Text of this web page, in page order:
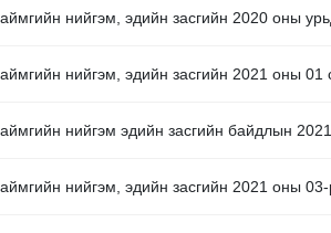
нийгэм, эдийн засгийн 2020 оны
нийгэм, эдийн засгийн 2021 оны 01
нийгэм эдийн засгийн байдлын
нийгэм, эдийн засгийн 2021 оны